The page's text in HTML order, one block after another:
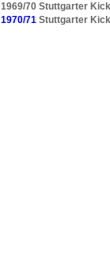
1969/70 Stuttgarter
1970/71 Stuttgarter